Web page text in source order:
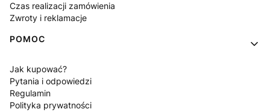
Czas realizacji zamówienia
Zwroty i reklamacje
POMOC
Jak kupować?
Pytania i odpowiedzi
Regulamin
Polityka prywatności